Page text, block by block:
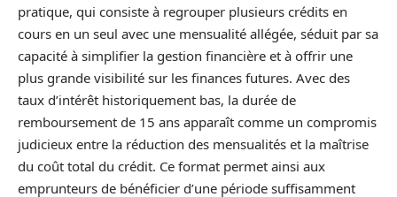
pratique, qui consiste à regrouper plusieurs crédits en
cours en un seul avec une mensualité allégée, séduit par sa
capacité à simplifier la gestion financière et à offrir une
plus grande visibilité sur les finances futures. Avec des
taux d’intérêt historiquement bas, la durée de
remboursement de 15 ans apparaît comme un compromis
judicieux entre la réduction des mensualités et la maîtrise
du coût total du crédit. Ce format permet ainsi aux
emprunteurs de bénéficier d’une période suffisamment